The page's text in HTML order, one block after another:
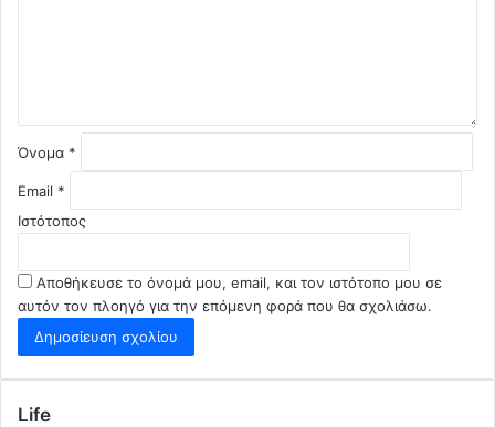
Όνομα *
Email *
Ιστότοπος
Αποθήκευσε το όνομά μου, email, και τον ιστότοπο μου σε
αυτόν τον πλοηγό για την επόμενη φορά που θα σχολιάσω.
Life